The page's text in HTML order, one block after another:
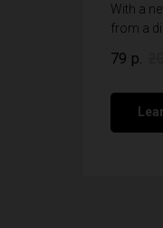
With a
from a
79 р.